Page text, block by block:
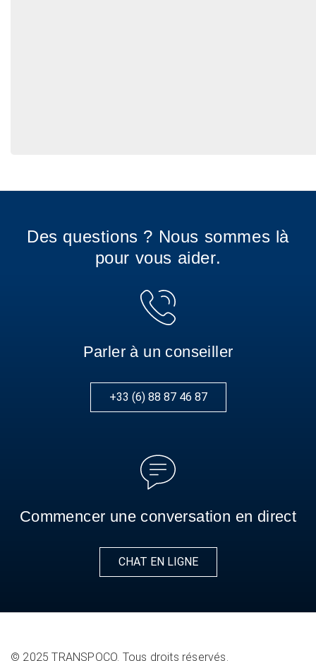
Des questions ? Nous sommes là
pour vous aider.
Parler à un conseiller
+33 (6) 88 87 46 87
Commencer une conversation en direct
CHAT EN LIGNE
© 2025 TRANSPOCO. Tous droits réservés.